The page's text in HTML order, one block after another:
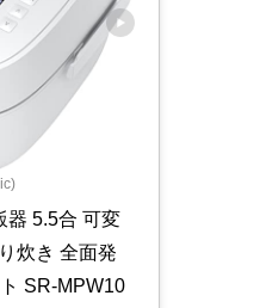
器 5.5合 可変
炊き 全面発
SR-MPW10